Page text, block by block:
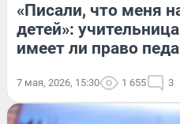
«Писали, что меня
детей»:
имеет ли право
7 мая, 2026, 15:30 1 655 3